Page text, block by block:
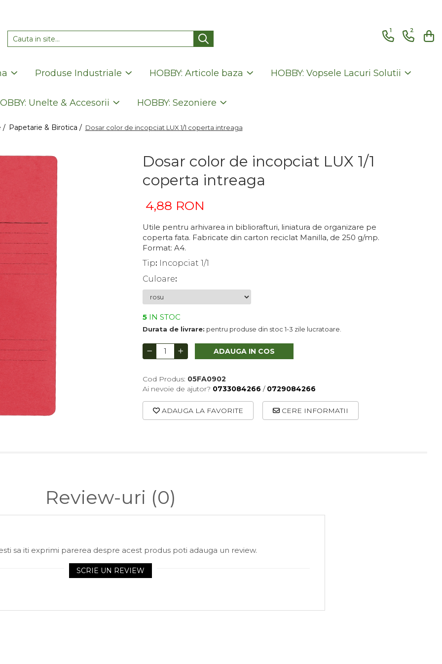
1 2
Produse Industriale HOBBY: Articole baza HOBBY: Vopsele Lacuri Solutii
Unelte & Accesorii HOBBY: Sezoniere
/ Papetarie & Birotica / Dosar color de incopciat LUX 1/1 coperta intreaga
Dosar color de incopciat LUX 1/1
coperta intreaga
4,88 RON
Utile pentru arhivarea in bibliorafturi, liniatura de organizare pe
coperta fata. Fabricate din carton reciclat Manilla, de 250 g/mp.
Format: A4.
Tip: Incopciat 1/1
Culoare:
5 IN STOC
Durata de livrare: pentru produse din stoc 1-3 zile lucratoare.
ADAUGA IN COS
Cod Produs: 05FA0902
Ai nevoie de ajutor? 0733084266 / 0729084266
ADAUGA LA FAVORITE CERE INFORMATII
Review-uri (0)
sa iti exprimi parerea despre acest produs poti adauga un review.
SCRIE UN REVIEW